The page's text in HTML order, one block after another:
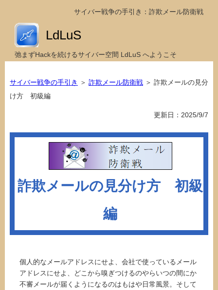
サイバー戦争の手引き：詐欺メール防衛戦
LdLuS
弛まずHackを続けるサイバー空間 LdLuS へようこそ
サイバー戦争の手引き ＞ 詐欺メール防衛戦 ＞ 詐欺メールの見分
け方 初級編
更新日：2025/9/7
詐欺メールの見分け方 初級
編
個人的なメールアドレスにせよ、会社で使っているメール
アドレスにせよ、どこから嗅ぎつけるのやらいつの間にか
不審メールが届くようになるのはもはや日常風景。そして